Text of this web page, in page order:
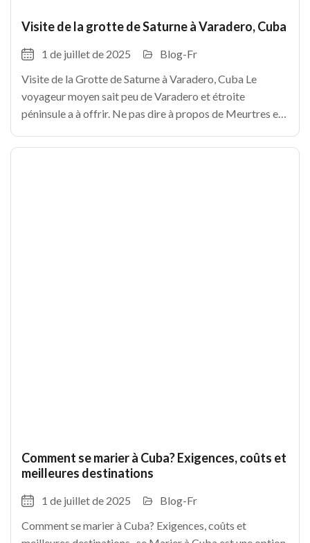
Visite de la grotte de Saturne à Varadero, Cuba
1 de juillet de 2025
Blog-Fr
Visite de la Grotte de Saturne à Varadero, Cuba Le
voyageur moyen sait peu de Varadero et étroite
péninsule a à offrir. Ne pas dire à propos de Meurtres et
Comment se marier à Cuba? Exigences, coûts et
meilleures destinations
1 de juillet de 2025
Blog-Fr
Comment se marier à Cuba? Exigences, coûts et